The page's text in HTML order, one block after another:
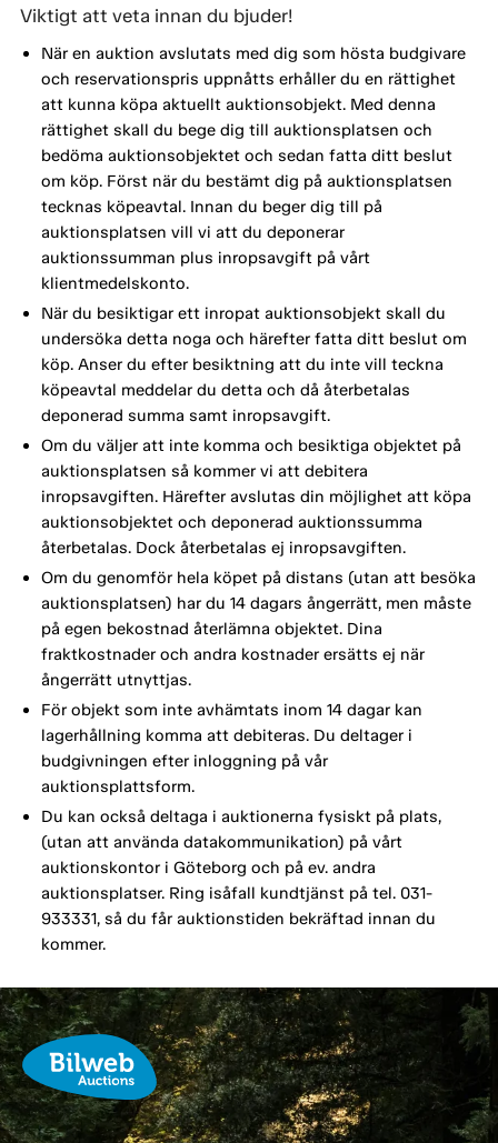
Viktigt att veta innan du bjuder!
När en auktion avslutats med dig som hösta budgivare
och reservationspris uppnåtts erhåller du en rättighet
att kunna köpa aktuellt auktionsobjekt. Med denna
rättighet skall du bege dig till auktionsplatsen och
bedöma auktionsobjektet och sedan fatta ditt beslut
om köp. Först när du bestämt dig på auktionsplatsen
tecknas köpeavtal. Innan du beger dig till på
auktionsplatsen vill vi att du deponerar
auktionssumman plus inropsavgift på vårt
klientmedelskonto.
När du besiktigar ett inropat auktionsobjekt skall du
undersöka detta noga och härefter fatta ditt beslut om
köp. Anser du efter besiktning att du inte vill teckna
köpeavtal meddelar du detta och då återbetalas
deponerad summa samt inropsavgift.
Om du väljer att inte komma och besiktiga objektet på
auktionsplatsen så kommer vi att debitera
inropsavgiften. Härefter avslutas din möjlighet att köpa
auktionsobjektet och deponerad auktionssumma
återbetalas. Dock återbetalas ej inropsavgiften.
Om du genomför hela köpet på distans (utan att besöka
auktionsplatsen) har du 14 dagars ångerrätt, men måste
på egen bekostnad återlämna objektet. Dina
fraktkostnader och andra kostnader ersätts ej när
ångerrätt utnyttjas.
För objekt som inte avhämtats inom 14 dagar kan
lagerhållning komma att debiteras. Du deltager i
budgivningen efter inloggning på vår
auktionsplattsform.
Du kan också deltaga i auktionerna fysiskt på plats,
(utan att använda datakommunikation) på vårt
auktionskontor i Göteborg och på ev. andra
auktionsplatser. Ring isåfall kundtjänst på tel. 031-
933331, så du får auktionstiden bekräftad innan du
kommer.